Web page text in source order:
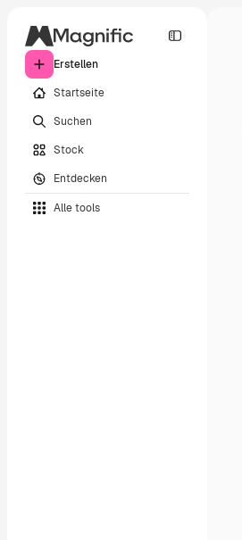
Erstellen
Startseite
Suchen
Stock
Entdecken
Alle tools